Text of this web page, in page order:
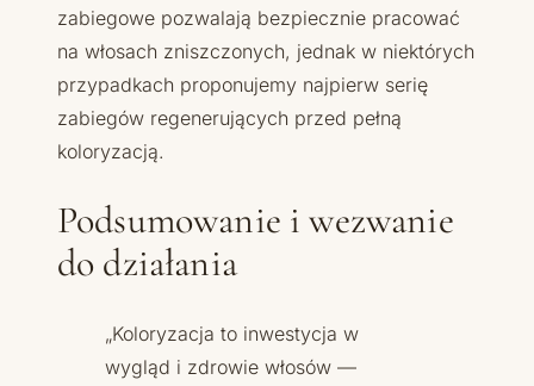
zabiegowe pozwalają bezpiecznie pracować
na włosach zniszczonych, jednak w niektórych
przypadkach proponujemy najpierw serię
zabiegów regenerujących przed pełną
koloryzacją.
Podsumowanie i wezwanie
do działania
„Koloryzacja to inwestycja w
wygląd i zdrowie włosów —